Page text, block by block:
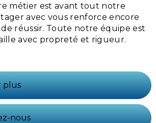
métier est avant tout notre
avec vous renforce encore
réussir. Toute notre équipe est
avec propreté et rigueur.
plus
nous